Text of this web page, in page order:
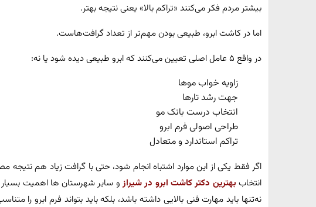
بیشتر مردم فکر می‌کنند «تراکم بالا» یعنی نتیجه بهتر.
اما در کاشت ابرو، طبیعی بودن مهم‌تر از تعداد گرافت‌هاست.
در واقع ۵ عامل اصلی تعیین می‌کنند که ابرو طبیعی دیده شود یا نه:
زاویه خواب موها
جهت رشد تارها
انتخاب درست بانک مو
طراحی اصولی فرم ابرو
تراکم استاندارد و متعادل
اگر فقط یکی از این موارد اشتباه انجام شود، حتی با گرافت زیاد هم
انتخاب بهترین دکتر کاشت ابرو در شیرازو سایر شهرستان ها اهمیت
نه‌تنها باید مهارت فنی بالایی داشته باشد، بلکه باید بتواند فرم ابرو را